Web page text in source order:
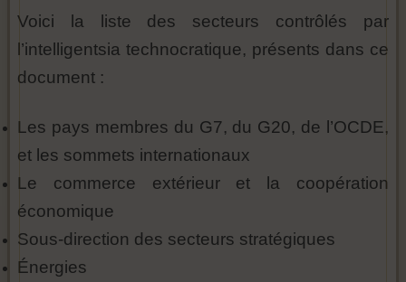
Voici la liste des secteurs contrôlés par
l’intelligentsia technocratique, présents dans ce
document :
Les pays membres du G7, du G20, de l’OCDE,
et les sommets internationaux
Le commerce extérieur et la coopération
économique
Sous-direction des secteurs stratégiques
Énergies